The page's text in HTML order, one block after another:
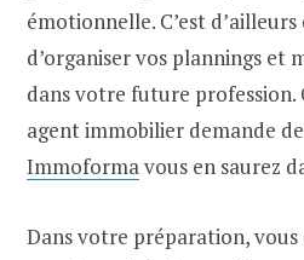
émotionnelle. C’est
d’organiser vos plannings et
dans votre future profession.
agent immobilier demande
Immoforma vous en saurez
Dans votre préparation,